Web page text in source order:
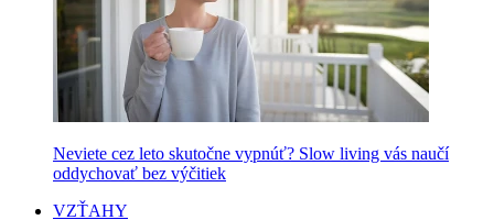
Neviete cez leto skutočne vypnúť? Slow living vás naučí
oddychovať bez výčitiek
VZŤAHY